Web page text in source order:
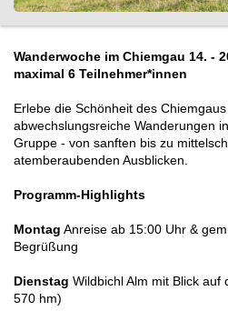
Wanderwoche im Chiemgau 14. -
maximal 6 Teilnehmer*innen
Erlebe die Schönheit des
abwechslungsreiche Wanderungen
Gruppe - von sanften bis zu
atemberaubenden Ausblicken.
Programm-Highlights
Montag Anreise ab 15:00 Uhr &
Begrüßung
Dienstag Wildbichl Alm mit Blick
570 hm)